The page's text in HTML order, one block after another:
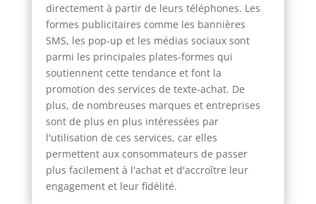
directement à partir de leurs téléphones. Les
formes publicitaires comme les bannières
SMS, les pop-up et les médias sociaux sont
parmi les principales plates-formes qui
soutiennent cette tendance et font la
promotion des services de texte-achat. De
plus, de nombreuses marques et entreprises
sont de plus en plus intéressées par
l'utilisation de ces services, car elles
permettent aux consommateurs de passer
plus facilement à l'achat et d'accroître leur
engagement et leur fidélité.